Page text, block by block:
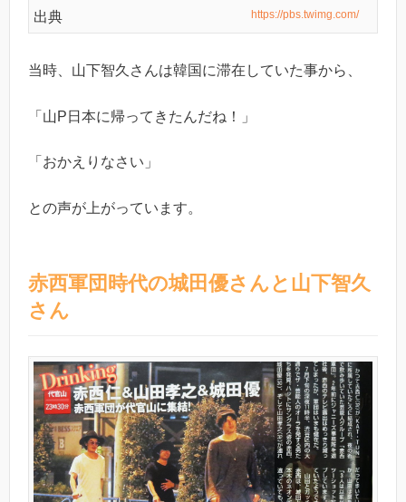
出典 https://pbs.twimg.com/
当時、山下智久さんは韓国に滞在していた事から、
「山P日本に帰ってきたんだね！」
「おかえりなさい」
との声が上がっています。
赤西軍団時代の城田優さんと山下智久
さん